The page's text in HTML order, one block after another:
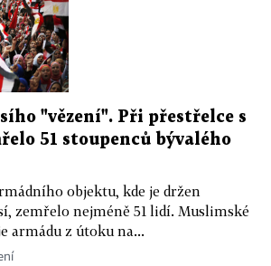
"vězení". Při přestřelce s
51 stoupenců bývalého
objektu, kde je držen
zemřelo nejméně 51 lidí. Muslimské
armádu z útoku na...